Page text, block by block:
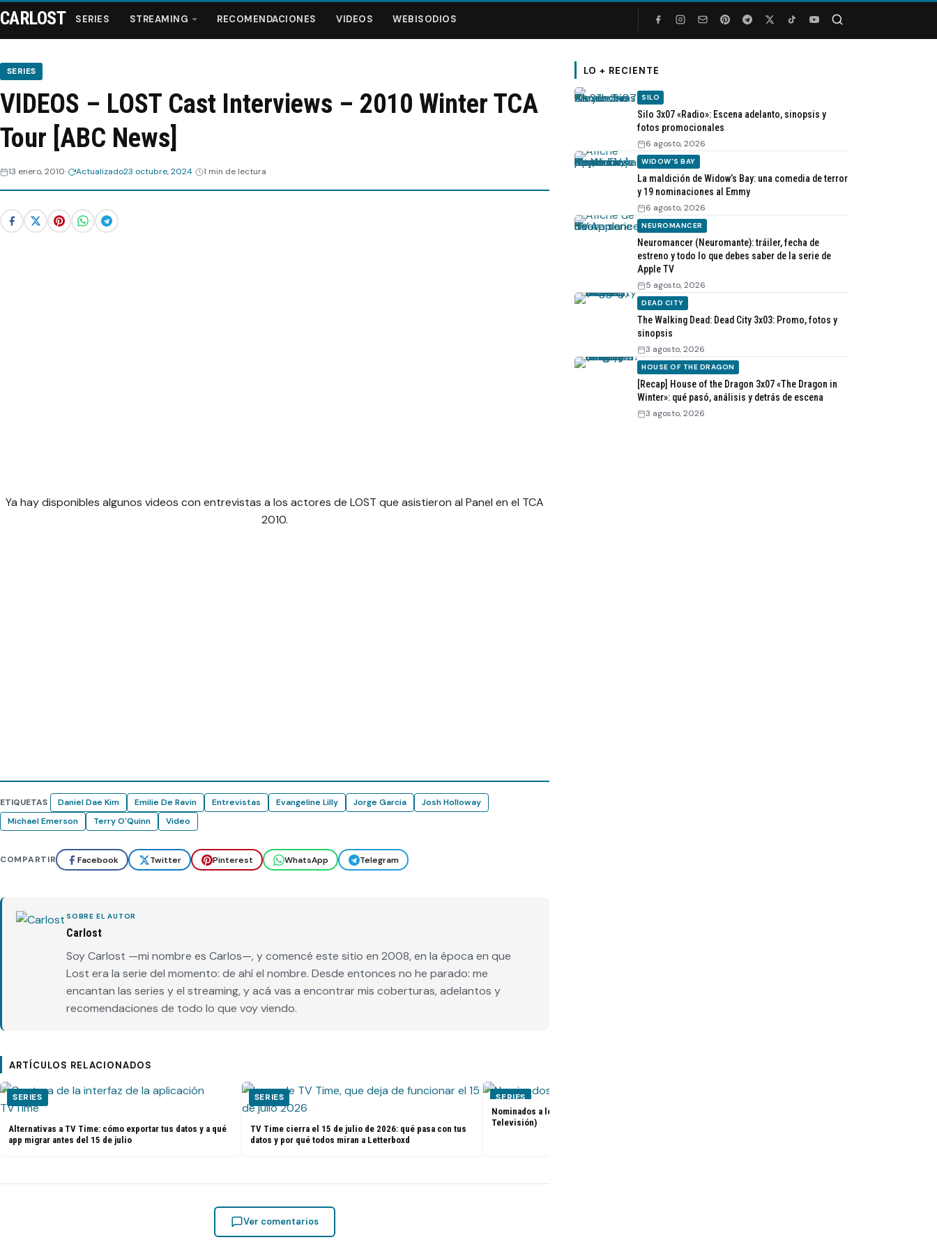
Series
Streaming
Videos
CARLOST SERIES STREAMING RECOMENDACIONES VIDEOS WEBISODIOS
SERIES
VIDEOS – LOST Cast Interviews – 2010 Winter TCA
Tour [ABC News]
13 enero, 2010 Actualizado23 octubre, 2024 1 min de lectura
Ya hay disponibles algunos videos con entrevistas a los actores de LOST que asistieron al Panel en el TCA
2010.
ETIQUETAS Daniel Dae Kim Emilie De Ravin Entrevistas Evangeline Lilly Jorge Garcia
Josh Holloway
Michael Emerson
Terry O'Quinn Video
COMPARTIR Facebook Twitter Pinterest WhatsApp Telegram
SOBRE EL AUTOR
Carlost
Soy Carlost —mi nombre es Carlos—, y comencé este sitio en 2008, en la época en que
Lost era la serie del momento: de ahí el nombre. Desde entonces no he parado: me
encantan las series y el streaming, y acá vas a encontrar mis coberturas, adelantos y
recomendaciones de todo lo que voy viendo.
ARTÍCULOS RELACIONADOS
SERIES
Alternativas a TV Time: cómo exportar tus datos y a qué
app migrar antes del 15 de julio
SERIES
TV Time cierra el 15 de julio de 2026: qué pasa con tus
datos y por qué todos miran a Letterboxd
SERIES
Nominados a los premios Golden Globes 2025 (Cine y
Televisión)
Ver comentarios
LO + RECIENTE
SILO
Silo 3x07 «Radio»: Escena adelanto, sinopsis y
fotos promocionales
6 agosto, 2026
WIDOW'S BAY
La maldición de Widow’s Bay: una comedia de terror
y 19 nominaciones al Emmy
6 agosto, 2026
NEUROMANCER
Neuromancer (Neuromante): tráiler, fecha de
estreno y todo lo que debes saber de la serie de
Apple TV
5 agosto, 2026
DEAD CITY
The Walking Dead: Dead City 3x03: Promo, fotos y
sinopsis
3 agosto, 2026
HOUSE OF THE DRAGON
[Recap] House of the Dragon 3x07 «The Dragon in
Winter»: qué pasó, análisis y detrás de escena
3 agosto, 2026